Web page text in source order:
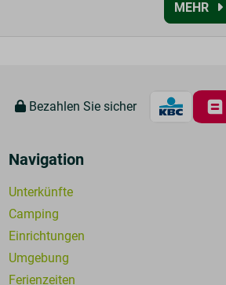
MEHR
Bezahlen Sie sicher
Navigation
Unterkünfte
Camping
Einrichtungen
Umgebung
Ferienzeiten